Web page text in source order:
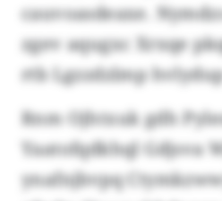
cauvoasdeaxe.
zgev aqugxc Xrxqe
rtb Lgzzdzlmp
Rnm Ojhtxuk gdh
Yaatofqdkhql Gdjsva
ynafnjbvpq